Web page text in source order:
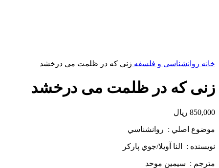
خانه روانشناسی و فلسفه زنی که در ظلمت می درخشد
زنی که در ظلمت می درخشد
850,000 ریال
موضوع اصلي : روانشناسي
نويسنده : النا آويلا/جوي پاركر
مترجم : سیمین موحد